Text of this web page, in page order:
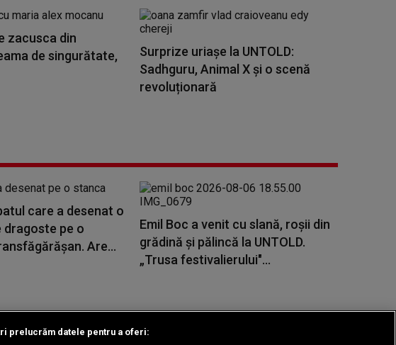
zacusca din
de singurătate,
Surprize uriașe la UNTOLD:
Sadhguru, Animal X și o scenă
revoluționară
care a desenat o
dragoste pe o
Are...
Emil Boc a venit cu slană, roșii din
grădină și pălincă la UNTOLD.
„Trusa festivalierului"...
prelucrăm datele pentru a oferi: